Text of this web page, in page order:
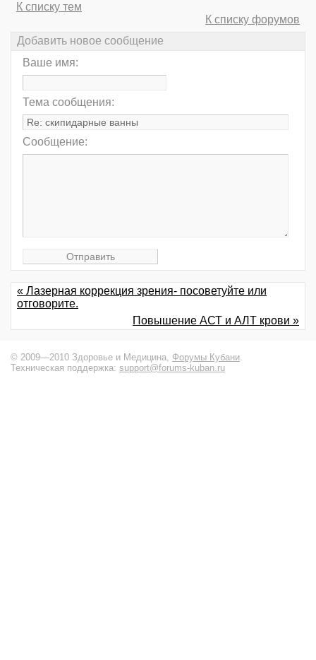
К списку тем
К списку форумов
Добавить новое сообщение
Ваше имя:
Тема сообщения:
Сообщение:
« Лазерная коррекция зрения- посоветуйте или
отговорите.
Повышение АСТ и АЛТ крови »
© 2009—2010 Здоровье и Медицина, Форумы Кубани.
Техническая поддержка: support@forums-kuban.ru